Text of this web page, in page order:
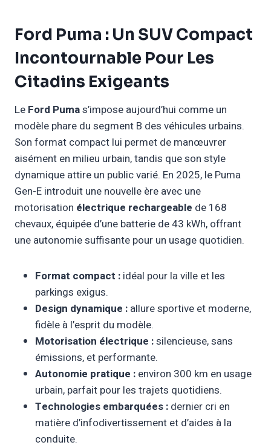
Ford Puma : Un SUV Compact
Incontournable Pour Les
Citadins Exigeants
Le Ford Pumas’impose aujourd’hui comme un
modèle phare du segment B des véhicules urbains.
Son format compact lui permet de manœuvrer
aisément en milieu urbain, tandis que son style
dynamique attire un public varié. En 2025, le Puma
Gen-E introduit une nouvelle ère avec une
motorisation électrique rechargeable de 168
chevaux, équipée d’une batterie de 43 kWh, offrant
une autonomie suffisante pour un usage quotidien.
Format compact : idéal pour la ville et les
parkings exigus.
Design dynamique : allure sportive et moderne,
fidèle à l’esprit du modèle.
Motorisation électrique :silencieuse, sans
émissions, et performante.
Autonomie pratique : environ 300 km en usage
urbain, parfait pour les trajets quotidiens.
Technologies embarquées : dernier cri en
matière d’infodivertissement et d’aides à la
conduite.